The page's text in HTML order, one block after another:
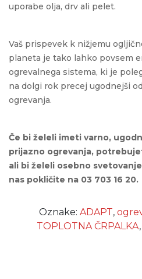
uporabe olja, drv ali pelet.
Vaš prispevek k nižjemu
planeta je tako lahko povsem
ogrevalnega sistema, ki je
na dolgi rok precej ugodnejši
ogrevanja.
Če bi želeli imeti varno,
prijazno ogrevanja,
ali bi želeli osebno
nas pokličite na 03 703 16 20.
Oznake: ADAPT,
TOPLOTNA ČRPALKA,